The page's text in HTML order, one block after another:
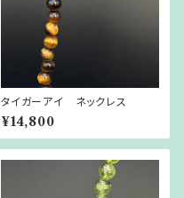
タイガーアイ ネックレス
¥14,800